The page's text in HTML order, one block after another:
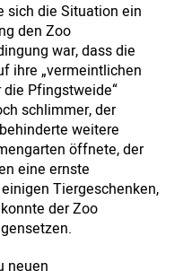
sich die Situation ein
den Zoo
war, dass die
ihre „vermeintlichen
Pfingstweide“
schlimmer, der
weitere
öffnete, der
eine ernste
Tiergeschenken,
der Zoo
neuen